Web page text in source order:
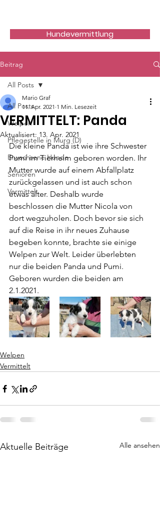
Hundevermittlung
Beitrag
All Posts
Welpen
Pflegestelle in Murg (D)
Erwachsene Hunde
Senioren
Vermittelt
All Posts
VERMITTELT: Panda
Mario Graf
11. Apr. 2021 1 Min. Lesezeit
Aktualisiert: 13. Apr. 2021
Die kleine Panda ist wie ihre Schwester
Pumi im Tierheim geboren worden. Ihr
Mutter wurde auf einem Abfallplatz
zurückgelassen und ist auch schon
etwas älter. Deshalb wurde
beschlossen die Mutter Nicola von
dort wegzuholen. Doch bevor sie sich
auf die Reise in ihr neues Zuhause
begeben konnte, brachte sie einige
Welpen zur Welt. Leider überlebten
nur die beiden Panda und Pumi.
Geboren wurden die beiden am
2.1.2021.
Welpen
Vermittelt
Aktuelle Beiträge Alle ansehen